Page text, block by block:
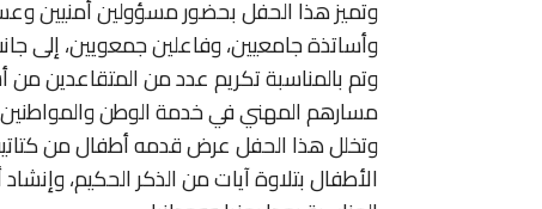
وتميز هذا الحفل بحضور مسؤولين أمنيين
وأساتذة جامعيين، وفاعلين جمعويين، إلى
وتم بالمناسبة تكريم عدد من المتقاعدين من
مسارهم المهني في خدمة الوطن
وتخلل هذا الحفل عرض قدمه أطفال من
الأطفال بتلاوة آيات من الذكر الحكيم،